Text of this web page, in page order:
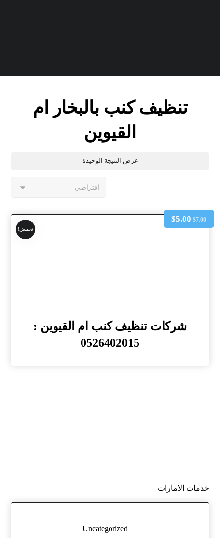
تنظيف كنب بالبخار ام
القيوين
عرض النتيجة الوحيدة
تخفيض!
شركات تنظيف كنب ام القيوين :
0526402015
$7.00
$5.00
خدمات الامارات
Uncategorized